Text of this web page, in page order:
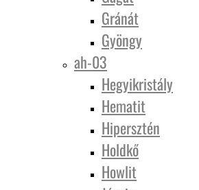
Gránát
Gyöngy
ah-03
Hegyikristály
Hematit
Hipersztén
Holdkő
Howlit